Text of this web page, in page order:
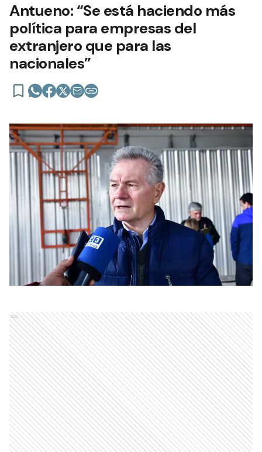
Antueno: “Se está haciendo más
política para empresas del
extranjero que para las
nacionales”
Ads